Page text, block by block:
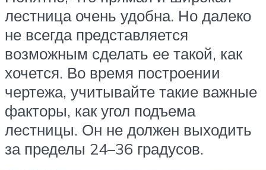
лестница очень удобна. Но далеко
не всегда представляется
возможным сделать ее такой, как
хочется. Во время построении
чертежа, учитывайте такие важные
факторы, как угол подъема
лестницы. Он не должен выходить
за пределы 24–36 градусов.